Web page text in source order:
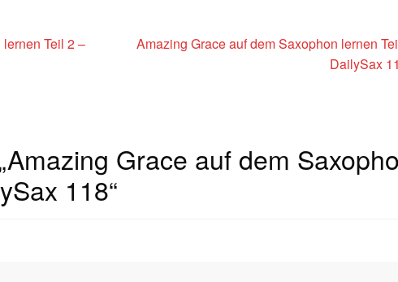
Teil 2 –
Nächster
Amazing Grace auf dem Saxophon lernen
DailySax
Amazing Grace auf dem
118“